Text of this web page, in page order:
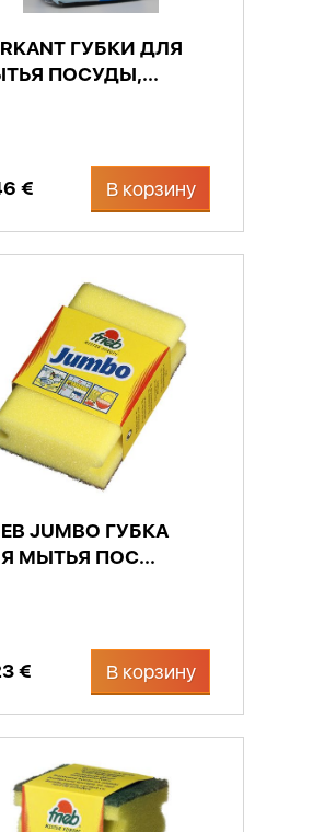
ГУБКИ ДЛЯ
ПОСУДЫ,...
€ В корзину
JUMBO ГУБКА
МЫТЬЯ ПОС...
€ В корзину